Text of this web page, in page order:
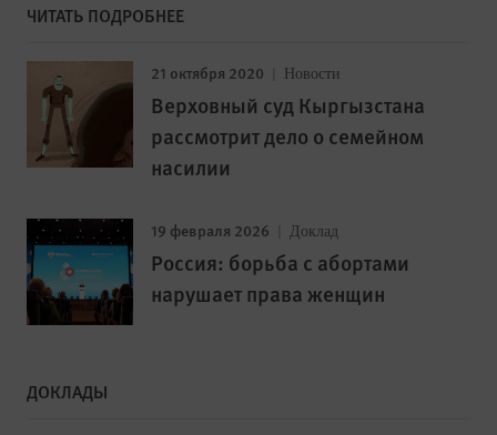
ЧИТАТЬ ПОДРОБНЕЕ
21 октября 2020 Новости
Верховный суд Кыргызстана
рассмотрит дело о семейном
насилии
19 февраля 2026 Доклад
Россия: борьба с абортами
нарушает права женщин
ДОКЛАДЫ